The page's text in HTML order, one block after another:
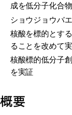
成を低分子化合
ショウジョウバ
核酸を標的とす
ることを改めて
核酸標的低分子
を実証
概要